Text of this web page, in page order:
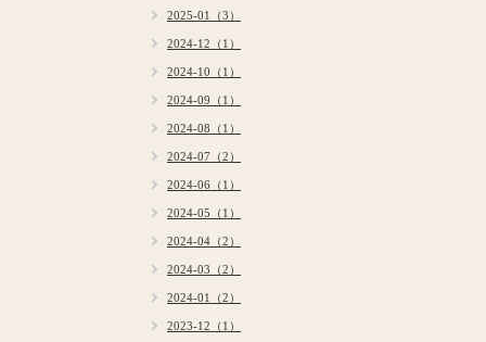
2025-01（3）
2024-12（1）
2024-10（1）
2024-09（1）
2024-08（1）
2024-07（2）
2024-06（1）
2024-05（1）
2024-04（2）
2024-03（2）
2024-01（2）
2023-12（1）